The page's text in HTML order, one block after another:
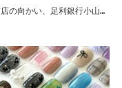
の向かい、足利銀行小山南